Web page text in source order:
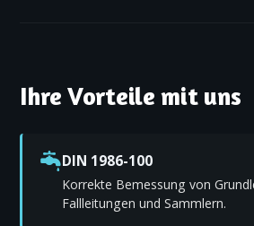
Ihre Vorteile mit uns
DIN 1986-100
Korrekte Bemessung von
Fallleitungen und Sammlern.